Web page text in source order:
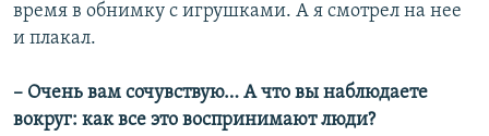
время в обнимку с игрушками. А я смотрел на нее
и плакал.
– Очень вам сочувствую… А что вы наблюдаете
вокруг: как все это воспринимают люди?